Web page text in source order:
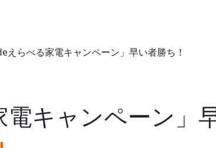
えらべる家電キャンペーン」早い者勝ち！
キャンペーン」